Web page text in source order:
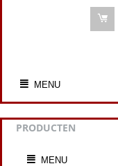
MENU
PRODUCTEN
MENU